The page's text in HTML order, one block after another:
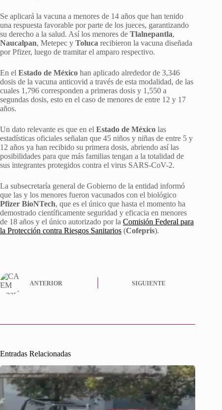
Se aplicará la vacuna a menores de 14 años que han tenido
una respuesta favorable por parte de los jueces, garantizando
su derecho a la salud. Así los menores de Tlalnepantla,
Naucalpan, Metepec y Toluca recibieron la vacuna diseñada
por Pfizer, luego de tramitar el amparo respectivo.
En el Estado de México han aplicado alrededor de 3,346
dosis de la vacuna anticovid a través de esta modalidad, de las
cuales 1,796 corresponden a primeras dosis y 1,550 a
segundas dosis, esto en el caso de menores de entre 12 y 17
años.
Un dato relevante es que en el Estado de México las
estadísticas oficiales señalan que 45 niños y niñas de entre 5 y
12 años ya han recibido su primera dosis, abriendo así las
posibilidades para que más familias tengan a la totalidad de
sus integrantes protegidos contra el virus SARS-CoV-2.
La subsecretaría general de Gobierno de la entidad informó
que las y los menores fueron vacunados con el biológico
Pfizer BioNTech, que es el único que hasta el momento ha
demostrado científicamente seguridad y eficacia en menores
de 18 años y el único autorizado por la Comisión Federal para
la Protección contra Riesgos Sanitarios (Cofepris).
ANTERIOR SIGUIENTE
Entradas Relacionadas